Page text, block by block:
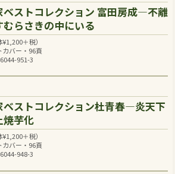
ベストコレクション 富田房成―不離
むらさきの中にいる
¥1,200＋税）
カバー・96頁
951-3
ベストコレクション杜青春―炎天下
焼芋化
¥1,200＋税）
カバー・96頁
948-3